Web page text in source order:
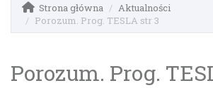
Strona główna
Aktualności
Porozum. Prog. TESLA str 3
Porozum. Prog.